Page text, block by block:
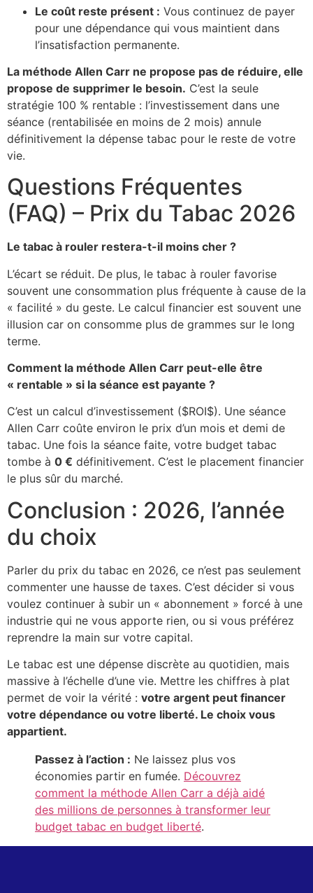
Le coût reste présent : Vous continuez de payer
pour une dépendance qui vous maintient dans
l’insatisfaction permanente.
La méthode Allen Carr ne propose pas de réduire, elle
propose de supprimer le besoin. C’est la seule
stratégie 100 % rentable : l’investissement dans une
séance (rentabilisée en moins de 2 mois) annule
définitivement la dépense tabac pour le reste de votre
vie.
Questions Fréquentes
(FAQ) – Prix du Tabac 2026
Le tabac à rouler restera-t-il moins cher ?
L’écart se réduit. De plus, le tabac à rouler favorise
souvent une consommation plus fréquente à cause de la
« facilité » du geste. Le calcul financier est souvent une
illusion car on consomme plus de grammes sur le long
terme.
Comment la méthode Allen Carr peut-elle être
« rentable » si la séance est payante ?
C’est un calcul d’investissement ($ROI$). Une séance
Allen Carr coûte environ le prix d’un mois et demi de
tabac. Une fois la séance faite, votre budget tabac
tombe à 0 € définitivement. C’est le placement financier
le plus sûr du marché.
Conclusion : 2026, l’année
du choix
Parler du prix du tabac en 2026, ce n’est pas seulement
commenter une hausse de taxes. C’est décider si vous
voulez continuer à subir un « abonnement » forcé à une
industrie qui ne vous apporte rien, ou si vous préférez
reprendre la main sur votre capital.
Le tabac est une dépense discrète au quotidien, mais
massive à l’échelle d’une vie. Mettre les chiffres à plat
permet de voir la vérité : votre argent peut financer
votre dépendance ou votre liberté. Le choix vous
appartient.
Passez à l’action : Ne laissez plus vos
économies partir en fumée. Découvrez
comment la méthode Allen Carr a déjà aidé
des millions de personnes à transformer leur
budget tabac en budget liberté.